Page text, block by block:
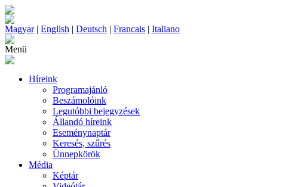
Magyar| English | Deutsch | Francais | Italiano
Menü
Híreink
Programajánló
Beszámolóink
Legutóbbi bejegyzések
Állandó híreink
Eseménynaptár
Keresés, szűrés
Ünnepkörök
Média
Képtár